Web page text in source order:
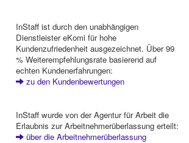
InStaff ist durch den unabhängigen
Dienstleister eKomi für hohe
Kundenzufriedenheit ausgezeichnet. Über 99
% Weiterempfehlungsrate basierend auf
echten Kundenerfahrungen:
zu den Kundenbewertungen
InStaff wurde von der Agentur für Arbeit die
Erlaubnis zur Arbeitnehmerüberlassung erteilt:
über die Arbeitnehmerüberlassung